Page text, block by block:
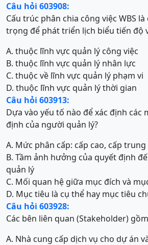
Câu hỏi 603908:
Cấu trúc phân chia công việc WBS
trọng để phát triển lịch biểu tiến độ
A. thuộc lĩnh vực quản lý công việc
B. thuộc lĩnh vực quản lý nhân lực
C. thuộc về lĩnh vực quản lý phạm vi
D. thuộc lĩnh vực quản lý thời gian
Câu hỏi 603913:
Dựa vào yếu tố nào để xác định các
định của người quản lý?
A. Mức phân cấp: cấp cao, cấp
B. Tầm ảnh hưởng của quyết định
quản lý
C. Mối quan hệ giữa mục đích và
D. Mục tiêu là cụ thể hay mục tiêu
Câu hỏi 603928:
Các bên liên quan (Stakeholder)
A. Nhà cung cấp dịch vụ cho dự án